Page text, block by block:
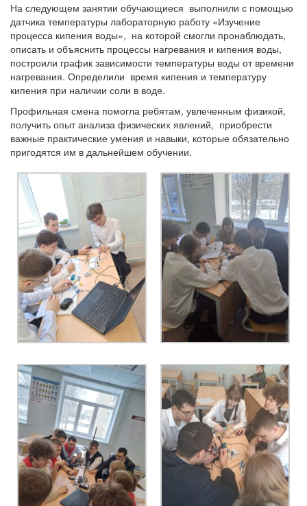
На следующем занятии обучающиеся выполнили с помощью
датчика температуры лабораторную работу «Изучение
процесса кипения воды», на которой смогли пронаблюдать,
описать и объяснить процессы нагревания и кипения воды,
построили график зависимости температуры воды от времени
нагревания. Определили время кипения и температуру
кипения при наличии соли в воде.
Профильная смена помогла ребятам, увлеченным физикой,
получить опыт анализа физических явлений, приобрести
важные практические умения и навыки, которые обязательно
пригодятся им в дальнейшем обучении.